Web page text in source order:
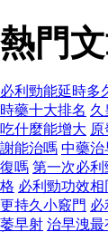
熱門文
必利勁能延時多
時藥十大排名 久
吃什麼能增大
謝能治嗎 中藥治
復嗎 第一次必
格 必利勁功效相
更持久小竅門 必
萎早射 治早洩最